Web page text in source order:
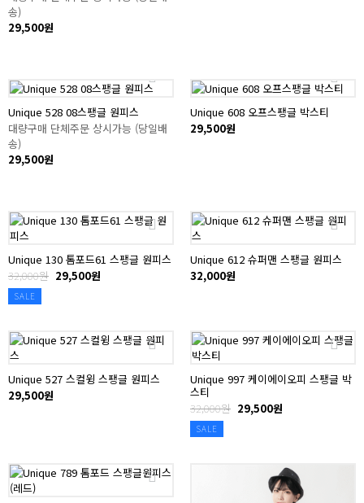
송)
29,500원
Unique 528 08스팽글 원피스
대량구매 단체주문 상시가능 (당일배
송)
29,500원
Unique 608 오프스팽글 박스티
29,500원
Unique 130 톰포드61 스팽글 원피스
32,000원 29,500원
SALE
Unique 612 슈퍼맨 스팽글 원피스
32,000원
Unique 527 스컬윙 스팽글 원피스
29,500원
Unique 997 케이에이오피 스팽글 박
스티
32,000원 29,500원
SALE